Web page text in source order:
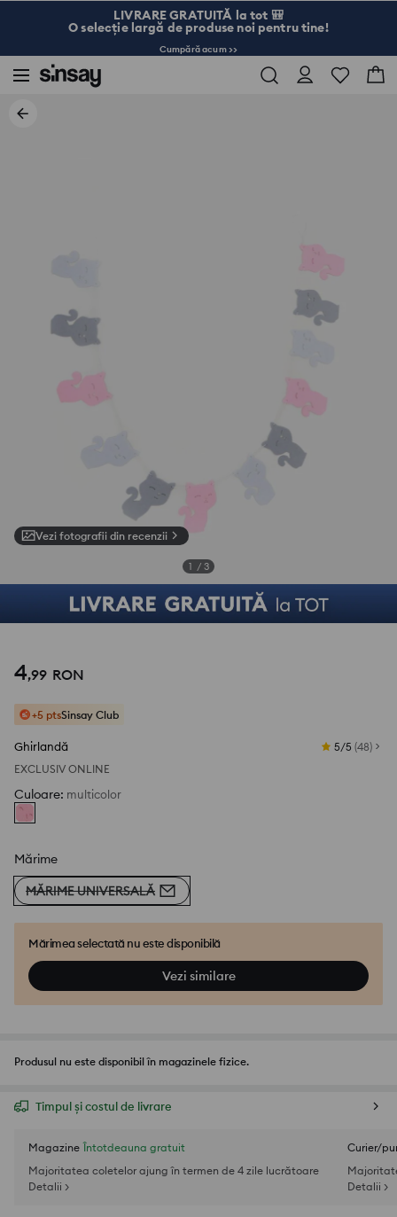
LIVRARE GRATUITĂ la tot 🎒
O selecție largă de produse noi pentru tine!
Cumpără acum >>
Vezi fotografii din recenzii
1 / 3
4,99 RON
+5 ptsSinsay Club
Ghirlandă 5/5 (48)
EXCLUSIV ONLINE
Culoare: multicolor
Mărime
MĂRIME UNIVERSALĂ
Mărimea selectată nu este disponibilă
Vezi similare
Produsul nu este disponibil în magazinele fizice.
Timpul și costul de livrare
Magazine Întotdeauna gratuit
Majoritatea coletelor ajung în termen de 4 zile lucrătoare
Detalii >
Curier/
Detalii >